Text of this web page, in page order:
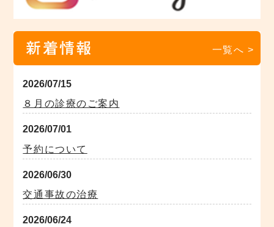
新着情報 一覧へ >
2026/07/15
８月の診療のご案内
2026/07/01
予約について
2026/06/30
交通事故の治療
2026/06/24